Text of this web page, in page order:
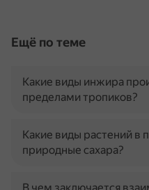
Ещё по теме
Какие виды инжира
пределами тропиков?
Какие виды растений в
природные сахара?